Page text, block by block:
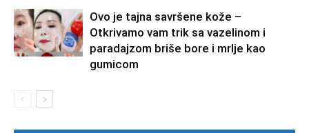
Ovo je tajna savršene kože –
Otkrivamo vam trik sa vazelinom i
paradajzom briše bore i mrlje kao
gumicom